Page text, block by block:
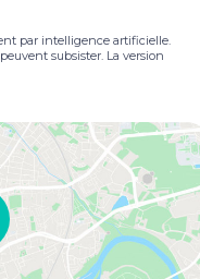
par intelligence artificielle.
subsister. La version